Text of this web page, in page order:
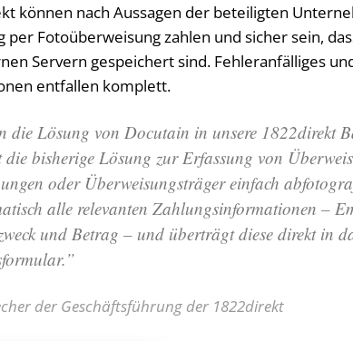
können nach Aussagen der beteiligten
per Fotoüberweisung zahlen und sicher sein,
Servern gespeichert sind. Fehleranfälliges
entfallen komplett.
die Lösung von Docutain in unsere 1822direkt
die bisherige Lösung zur Erfassung von
oder Überweisungsträger einfach
alle relevanten Zahlungsinformationen –
und Betrag – und überträgt diese direkt in
der Geschäftsführung der 1822direkt